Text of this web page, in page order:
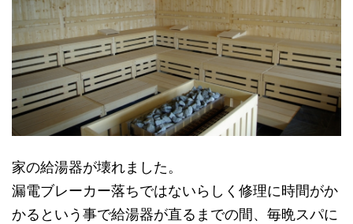
家の給湯器が壊れました。
漏電ブレーカー落ちではないらしく修理に時間がか
かるという事で給湯器が直るまでの間、毎晩スパに